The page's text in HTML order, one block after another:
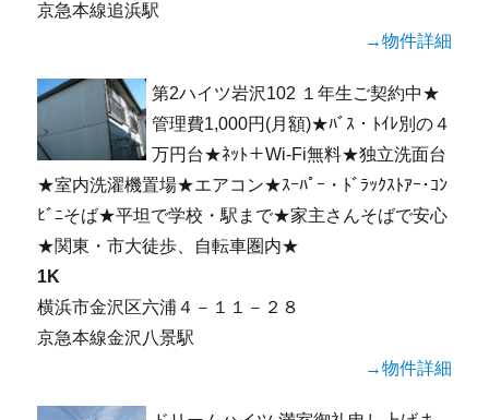
京急本線追浜駅
→物件詳細
第2ハイツ岩沢102 １年生ご契約中★
管理費1,000円(月額)★ﾊﾞｽ・ﾄｲﾚ別の４
万円台★ﾈｯﾄ＋Wi-Fi無料★独立洗面台
★室内洗濯機置場★エアコン★ｽｰﾊﾟｰ・ﾄﾞﾗｯｸｽﾄｱｰ･ｺﾝ
ﾋﾞﾆそば★平坦で学校・駅まで★家主さんそばで安心
★関東・市大徒歩、自転車圏内★
1K
横浜市金沢区六浦４－１１－２８
京急本線金沢八景駅
→物件詳細